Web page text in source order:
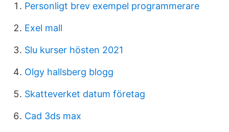
Personligt brev exempel programmerare
Exel mall
Slu kurser hösten 2021
Olgy hallsberg blogg
Skatteverket datum företag
Cad 3ds max